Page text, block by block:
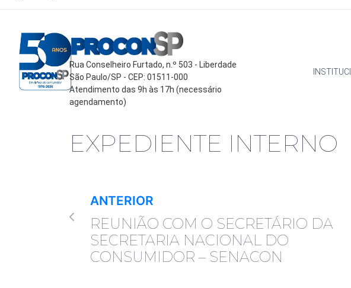
Rua Conselheiro Furtado, n.º 503 - Liberdade
São Paulo/SP - CEP: 01511-000
Atendimento das 9h às 17h (necessário
agendamento)
EXPEDIENTE INTERNO
ANTERIOR
REUNIÃO COM O SECRETÁRIO DA
SECRETARIA NACIONAL DO
CONSUMIDOR – SENACON